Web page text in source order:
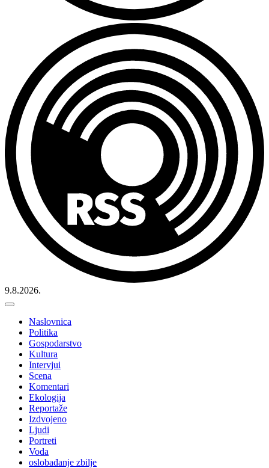
9.8.2026.
Naslovnica
Politika
Gospodarstvo
Kultura
Intervjui
Scena
Komentari
Ekologija
Reportaže
Izdvojeno
Ljudi
Portreti
Voda
oslobađanje zbilje